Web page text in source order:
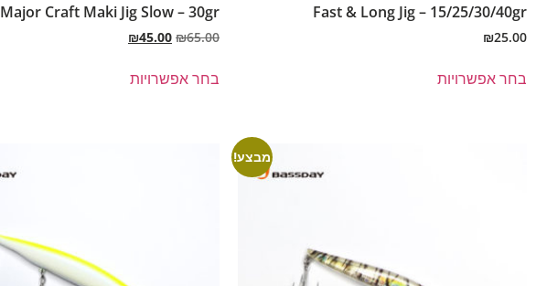
Fast & Long Jig – 15/25/30/40gr
₪25.00
בחר אפשרויות
Major Craft Maki Jig Slow – 30gr
₪65.00
₪45.00
בחר אפשרויות
מבצע!